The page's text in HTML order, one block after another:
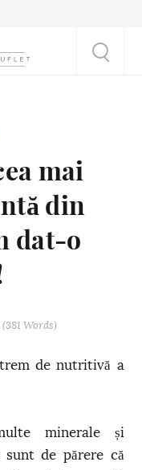
mai
din
dat-o
(381 Words)
de nutritivă a
minerale și
sunt de părere că